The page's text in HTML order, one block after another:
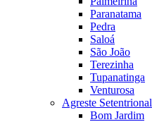
Paranatama
Pedra
Saloá
São João
Terezinha
Tupanatinga
Venturosa
Agreste Setentrional
Bom Jardim